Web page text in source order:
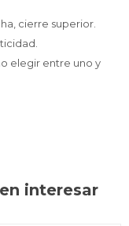
cierre superior.
elegir entre uno y
interesar